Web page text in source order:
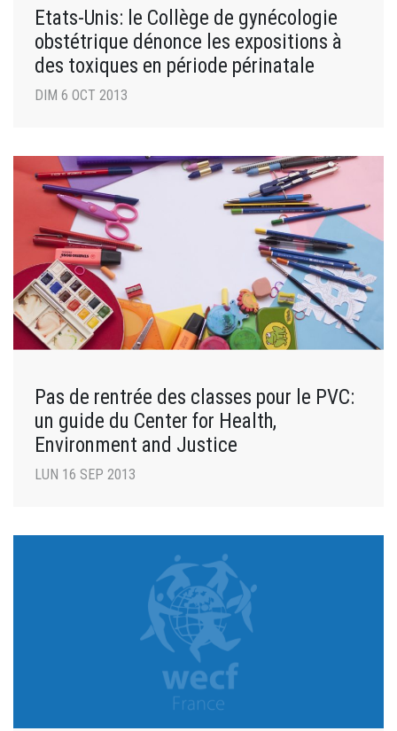
Etats-Unis: le Collège de gynécologie
obstétrique dénonce les expositions à
des toxiques en période périnatale
DIM 6 OCT 2013
Pas de rentrée des classes pour le PVC:
un guide du Center for Health,
Environment and Justice
LUN 16 SEP 2013